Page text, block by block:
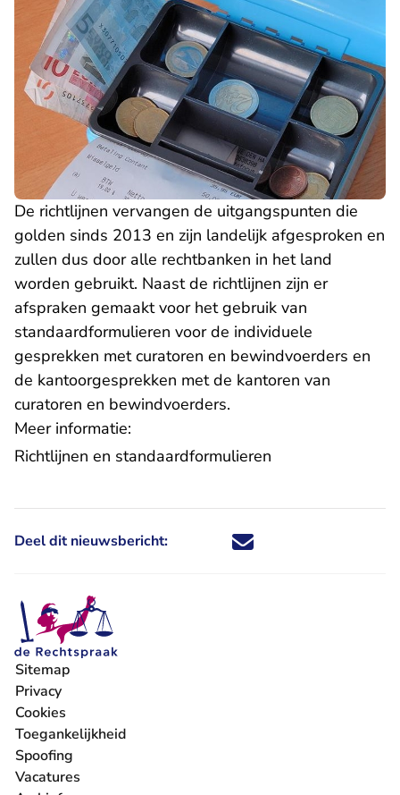
De richtlijnen vervangen de uitgangspunten die
golden sinds 2013 en zijn landelijk afgesproken en
zullen dus door alle rechtbanken in het land
worden gebruikt. Naast de richtlijnen zijn er
afspraken gemaakt voor het gebruik van
standaardformulieren voor de individuele
gesprekken met curatoren en bewindvoerders en
de kantoorgesprekken met de kantoren van
curatoren en bewindvoerders.
Meer informatie:
Richtlijnen en standaardformulieren
Deel dit nieuwsbericht: Deel dit nieuwsbericht via X -
Deel dit nieuwsbericht via
Deel dit nieuwsbericht
Deel dit
Sitemap
Privacy
Cookies
Toegankelijkheid
Spoofing
Vacatures
- U verlaat Rechtspraak.nl